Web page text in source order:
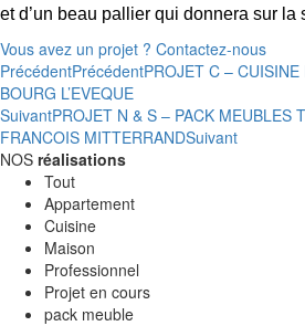
et d’un beau pallier qui donnera sur la
Vous avez un projet ? Contactez-nous
PrécédentPrécédentPROJET C –
BOURG L’EVEQUE
SuivantPROJET N & S – PACK MEUBLES
FRANCOIS MITTERRANDSuivant
NOS réalisations
Tout
Appartement
Cuisine
Maison
Professionnel
Projet en cours
pack meuble